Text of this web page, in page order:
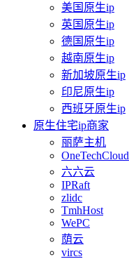
美国原生ip
英国原生ip
德国原生ip
越南原生ip
新加坡原生ip
印尼原生ip
西班牙原生ip
原生住宅ip商家
丽萨主机
OneTechCloud
六六云
IPRaft
zlidc
TmhHost
WePC
荫云
vircs